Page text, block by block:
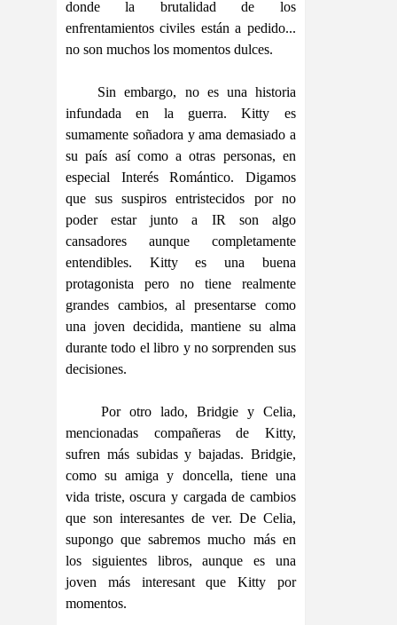
donde la brutalidad de los
enfrentamientos civiles están a pedido...
no son muchos los momentos dulces.
Sin embargo, no es una historia
infundada en la guerra. Kitty es
sumamente soñadora y ama demasiado a
su país así como a otras personas, en
especial Interés Romántico. Digamos
que sus suspiros entristecidos por no
poder estar junto a IR son algo
cansadores aunque completamente
entendibles. Kitty es una buena
protagonista pero no tiene realmente
grandes cambios, al presentarse como
una joven decidida, mantiene su alma
durante todo el libro y no sorprenden sus
decisiones.
Por otro lado, Bridgie y Celia,
mencionadas compañeras de Kitty,
sufren más subidas y bajadas. Bridgie,
como su amiga y doncella, tiene una
vida triste, oscura y cargada de cambios
que son interesantes de ver. De Celia,
supongo que sabremos mucho más en
los siguientes libros, aunque es una
joven más interesant que Kitty por
momentos.